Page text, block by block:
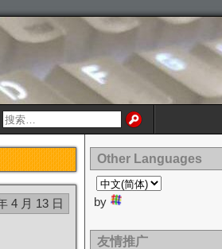
4 月 13 日
Other Languages
by
友情推广